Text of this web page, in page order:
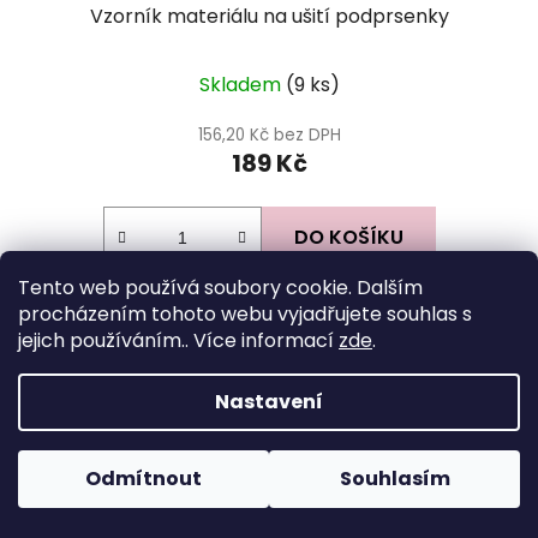
Tento web používá soubory cookie. Dalším
procházením tohoto webu vyjadřujete souhlas s
jejich používáním.. Více informací zde.
Nastavení
Odmítnout Souhlasím
Vzorník materiálu na ušití podprsenky
Skladem (9 ks)
156,20 Kč bez DPH
189 Kč
DO KOŠÍKU
á
a
Facebook
Instagram